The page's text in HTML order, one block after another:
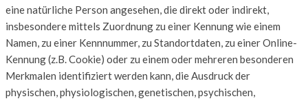
eine natürliche Person angesehen, die direkt oder indirekt,
insbesondere mittels Zuordnung zu einer Kennung wie einem
Namen, zu einer Kennnummer, zu Standortdaten, zu einer Online-
Kennung (z.B. Cookie) oder zu einem oder mehreren besonderen
Merkmalen identifiziert werden kann, die Ausdruck der
physischen, physiologischen, genetischen, psychischen,